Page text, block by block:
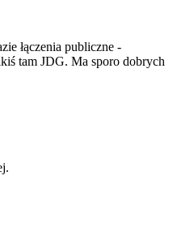
łączenia publiczne -
tam JDG. Ma sporo dobrych